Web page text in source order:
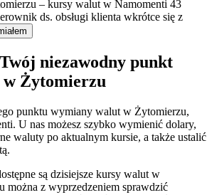
ds. obsługi klienta wkrótce się z
niezawodny punkt
Żytomierzu
punktu wymiany walut w Żytomierzu,
U nas możesz szybko wymienić dolary,
waluty po aktualnym kursie, a także ustalić
są dzisiejsze kursy walut w
można z wyprzedzeniem sprawdzić